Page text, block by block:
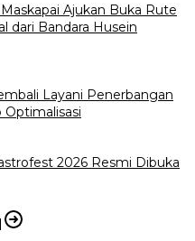
Ajukan Buka Rute
dari Bandara Husein
Layani Penerbangan
Optimalisasi
2026 Resmi Dibuka